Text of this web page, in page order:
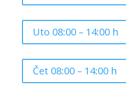
Uto 08:00 – 14:00 h
Čet 08:00 – 14:00 h